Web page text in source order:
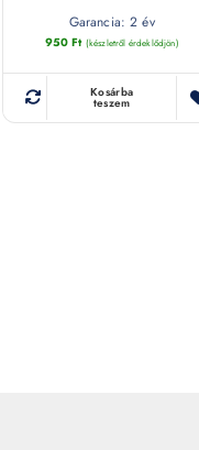
Garancia: 2 év
950Ft (készletről érdeklődjön)
Kosárba
teszem